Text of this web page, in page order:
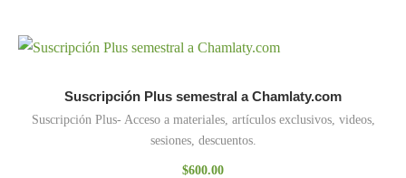
Suscripción Plus semestral a Chamlaty.com
Suscripción Plus- Acceso a materiales, artículos exclusivos, videos,
sesiones, descuentos.
$600.00